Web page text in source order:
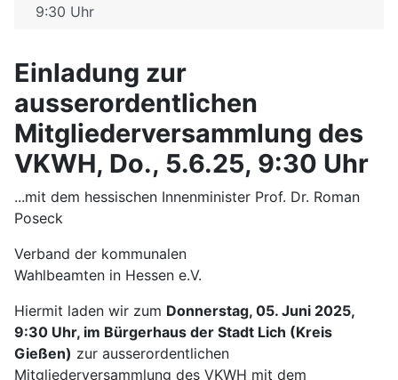
9:30 Uhr
Einladung zur
ausserordentlichen
Mitgliederversammlung des
VKWH, Do., 5.6.25, 9:30 Uhr
...mit dem hessischen Innenminister Prof. Dr. Roman
Poseck
Verband der kommunalen
Wahlbeamten in Hessen e.V.
Hiermit laden wir zum Donnerstag, 05. Juni 2025,
9:30 Uhr, im Bürgerhaus der Stadt Lich (Kreis
Gießen) zur ausserordentlichen
Mitgliederversammlung des VKWH mit dem